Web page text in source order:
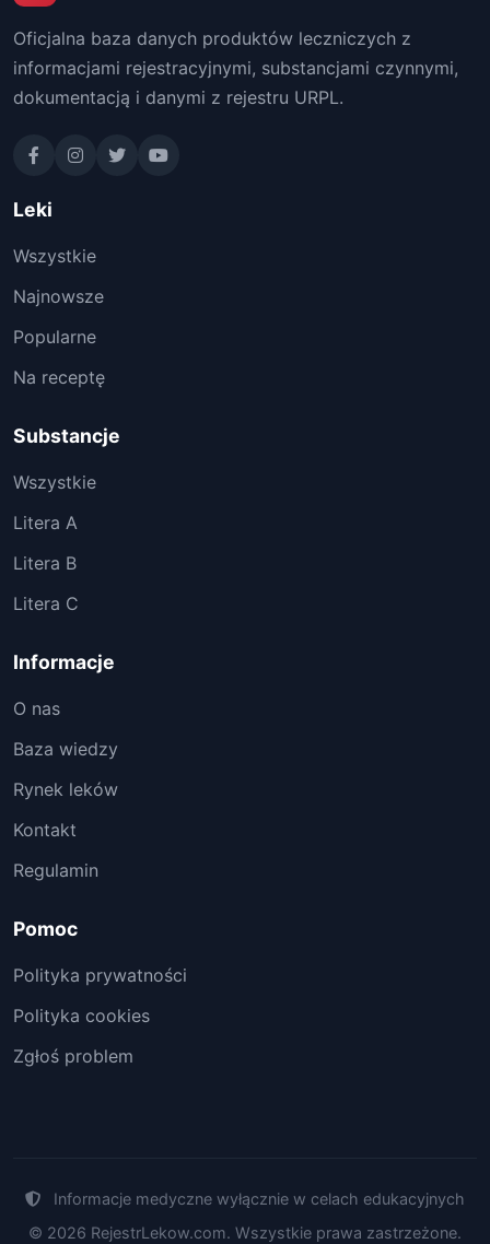
Oficjalna baza danych produktów leczniczych z
informacjami rejestracyjnymi, substancjami czynnymi,
dokumentacją i danymi z rejestru URPL.
Leki
Wszystkie
Najnowsze
Popularne
Na receptę
Substancje
Wszystkie
Litera A
Litera B
Litera C
Informacje
O nas
Baza wiedzy
Rynek leków
Kontakt
Regulamin
Pomoc
Polityka prywatności
Polityka cookies
Zgłoś problem
Informacje medyczne wyłącznie w celach edukacyjnych
© 2026 RejestrLekow.com. Wszystkie prawa zastrzeżone.